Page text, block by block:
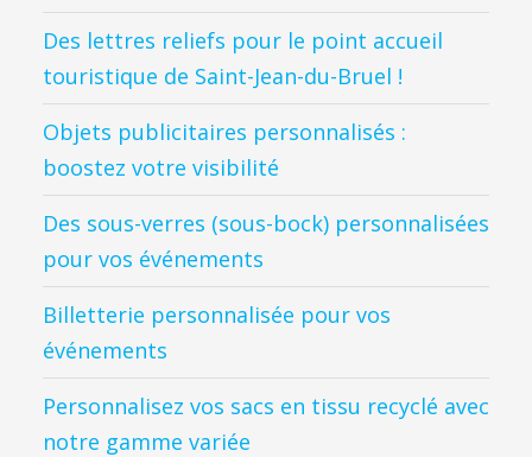
Des lettres reliefs pour le point accueil
touristique de Saint-Jean-du-Bruel !
Objets publicitaires personnalisés :
boostez votre visibilité
Des sous-verres (sous-bock) personnalisées
pour vos événements
Billetterie personnalisée pour vos
événements
Personnalisez vos sacs en tissu recyclé avec
notre gamme variée